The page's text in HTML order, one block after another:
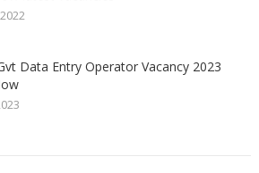
Data Entry Operator Vacancy 2023